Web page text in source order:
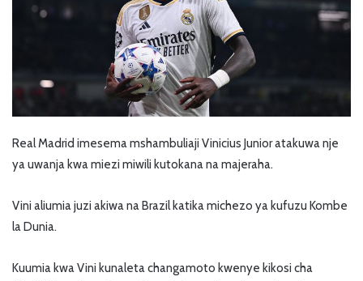
Real Madrid imesema mshambuliaji Vinicius Junior atakuwa nje
ya uwanja kwa miezi miwili kutokana na majeraha.
Vini aliumia juzi akiwa na Brazil katika michezo ya kufuzu Kombe
la Dunia.
Kuumia kwa Vini kunaleta changamoto kwenye kikosi cha